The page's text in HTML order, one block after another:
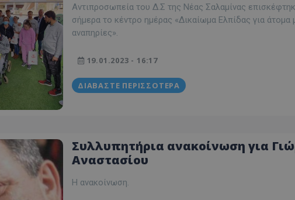
Αντιπροσωπεία του Δ.Σ της Νέας Σαλαμίνας
σήμερα το κέντρο ημέρας «Δικαίωμα Ελπίδας για άτομα
αναπηρίες».
19.01.2023 - 16:17
ΔΙΑΒΆΣΤΕ ΠΕΡΙΣΣΌΤΕΡΑ
Συλλυπητήρια ανακοίνωση για
Αναστασίου
Η ανακοίνωση.